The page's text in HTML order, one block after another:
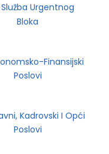
Služba Urgentnog
Bloka
Finansijski
Poslovi
Kadrovski I Opći
Poslovi